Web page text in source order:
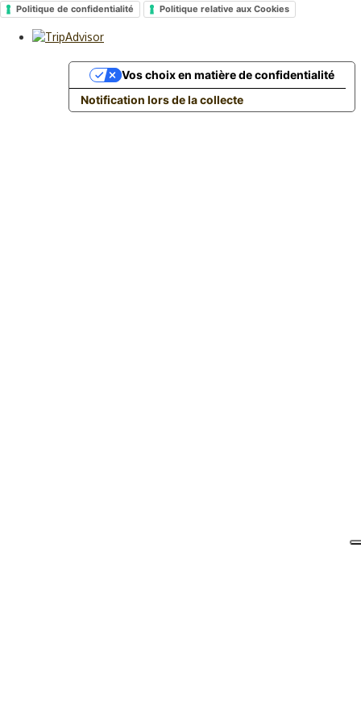
Politique de confidentialité Politique relative aux Cookies
Notification lors de la collecte
Vos choix en matière de confidentialité